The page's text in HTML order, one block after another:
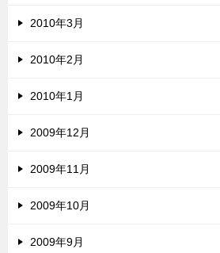
2010年3月
2010年2月
2010年1月
2009年12月
2009年11月
2009年10月
2009年9月